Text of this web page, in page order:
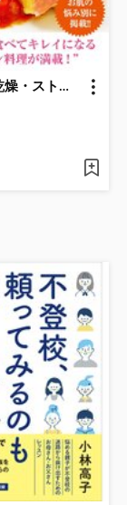
日焼け・乾燥・ストレスに負けない アンチエイジングレシピ from 姫ごはん